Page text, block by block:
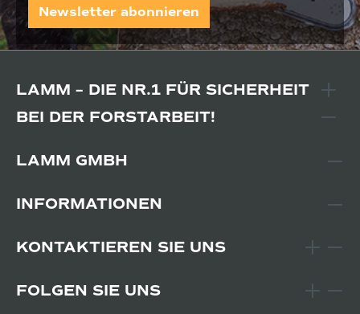
Newsletter abonnieren
LAMM – DIE NR.1 FÜR SICHERHEIT
BEI DER FORSTARBEIT!
LAMM GMBH
INFORMATIONEN
KONTAKTIEREN SIE UNS
FOLGEN SIE UNS